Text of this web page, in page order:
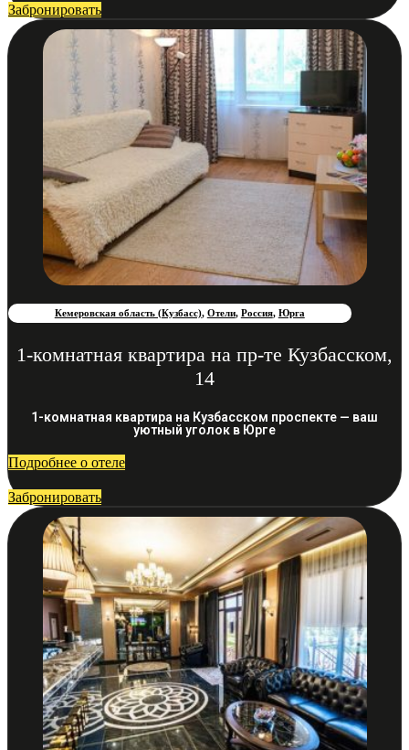
Забронировать
Кемеровская область (Кузбасс), Отели, Россия, Юрга
1-комнатная квартира на пр-те Кузбасском,
14
1-комнатная квартира на Кузбасском проспекте — ваш
уютный уголок в Юрге
Подробнее о отеле
Забронировать